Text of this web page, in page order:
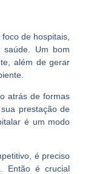
de hospitais,
Um bom
além de gerar
atrás de formas
prestação de
é um modo
é preciso
. Então é crucial